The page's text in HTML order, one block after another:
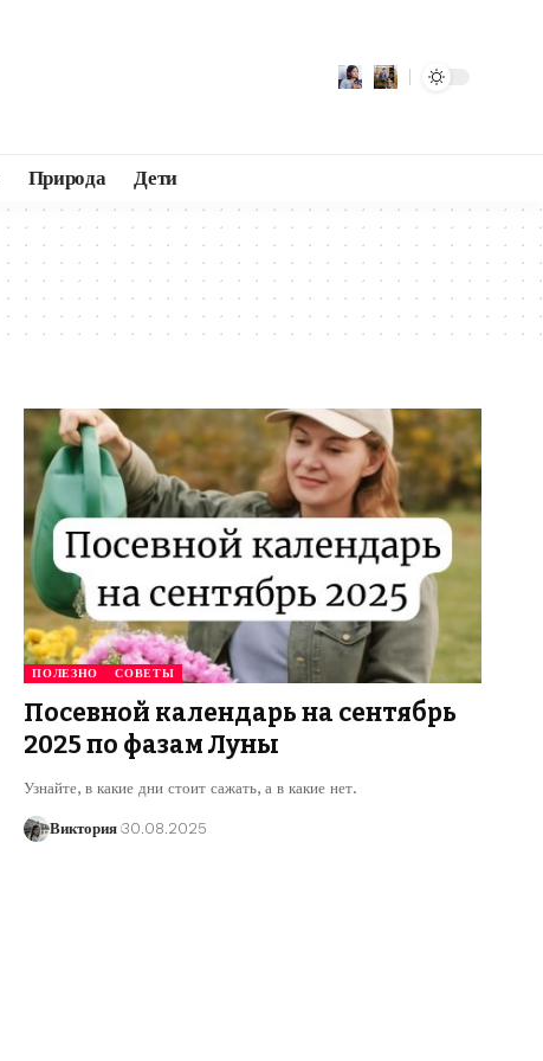
Природа Дети
ПОЛЕЗНО СОВЕТЫ
Посевной календарь на сентябрь
2025 по фазам Луны
Узнайте, в какие дни стоит сажать, а в какие нет.
Виктория 30.08.2025